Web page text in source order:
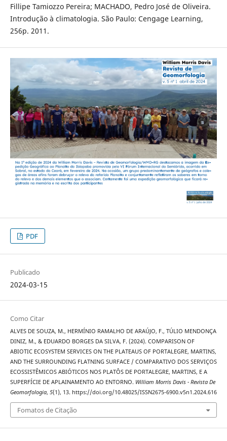
Fillipe Tamiozzo Pereira; MACHADO, Pedro José de Oliveira.
Introdução à climatologia. São Paulo: Cengage Learning,
256p. 2011.
PDF
Publicado
2024-03-15
Como Citar
ALVES DE SOUZA, M., HERMÍNIO RAMALHO DE ARAÚJO, F., TÚLIO MENDONÇA
DINIZ, M., & EDUARDO BORGES DA SILVA, F. (2024). COMPARISON OF
ABIOTIC ECOSYSTEM SERVICES ON THE PLATEAUS OF PORTALEGRE, MARTINS,
AND THE SURROUNDING FLATNING SURFACE / COMPARATIVO DOS SERVIÇOS
ECOSSISTÊMICOS ABIÓTICOS NOS PLATÔS DE PORTALEGRE, MARTINS, E A
SUPERFÍCIE DE APLAINAMENTO AO ENTORNO. William Morris Davis - Revista De
Geomorfologia, 5(1), 13. https://doi.org/10.48025/ISSN2675-6900.v5n1.2024.616
Fomatos de Citação